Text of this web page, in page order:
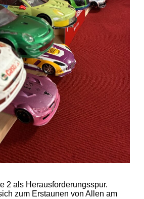
2 als Herausforderungsspur.
zum Erstaunen von Allen am